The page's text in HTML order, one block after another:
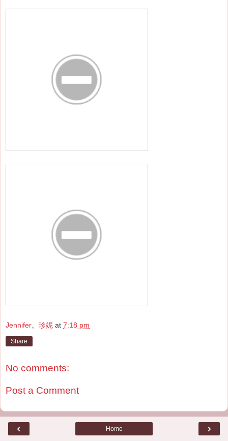
Jennifer。珍妮 at 7:18 pm
Share
No comments:
Post a Comment
‹ ›
Home